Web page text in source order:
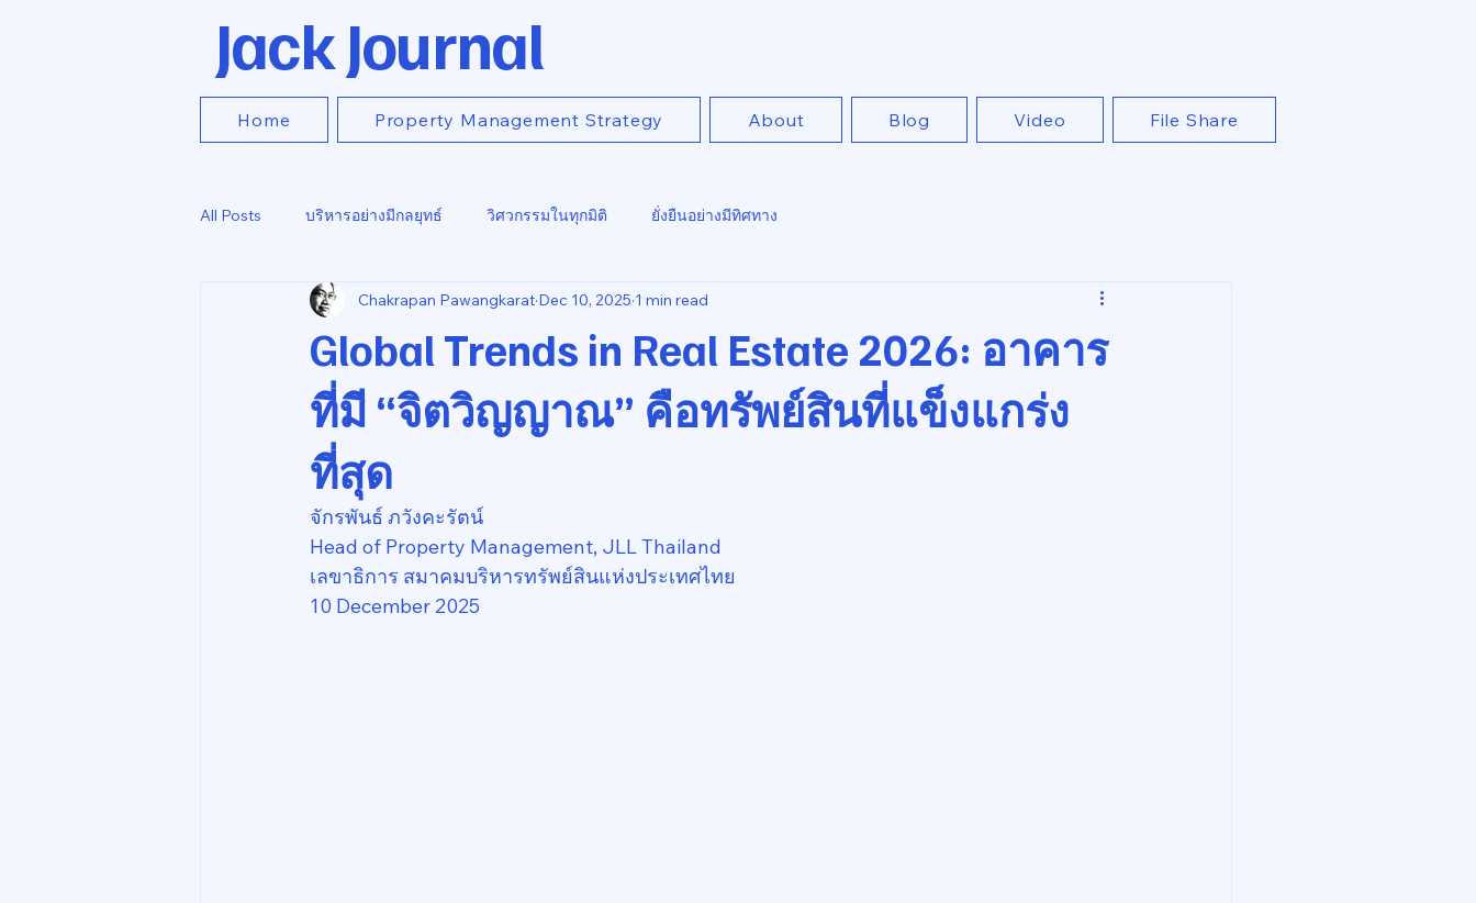
Jack Journal
Home Property Management Strategy About Blog Video File Share
All Posts บริหารอย่างมีกลยุทธ์ วิศวกรรมในทุกมิติ ยั่งยืนอย่างมีทิศทาง
Global Trends in Real Estate 2026: อาคาร
ที่มี “จิตวิญญาณ” คือทรัพย์สินที่แข็งแกร่ง
ที่สุด
Chakrapan Pawangkarat Dec 10, 2025 1 min read
จักรพันธ์ ภวังคะรัตน์
Head of Property Management, JLL Thailand
เลขาธิการ สมาคมบริหารทรัพย์สินแห่งประเทศไทย
10 December 2025